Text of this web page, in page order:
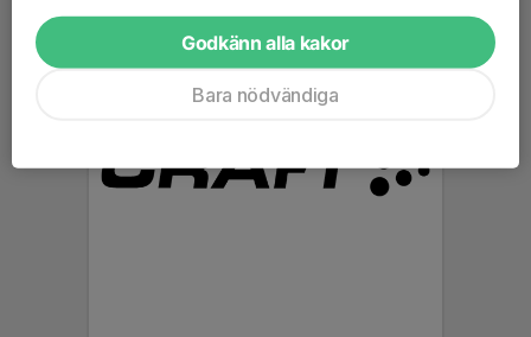
Godkänn alla kakor
Bara nödvändiga